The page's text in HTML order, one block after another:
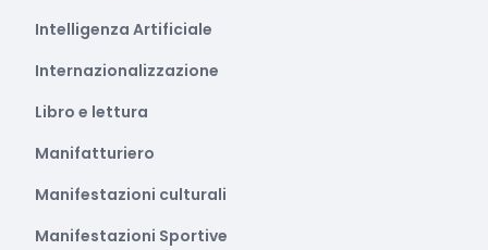
Intelligenza Artificiale
Internazionalizzazione
Libro e lettura
Manifatturiero
Manifestazioni culturali
Manifestazioni Sportive